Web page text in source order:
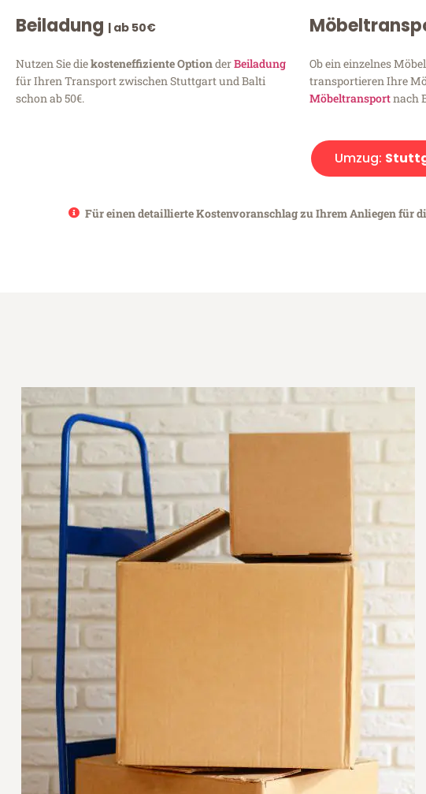
Beiladung | ab 50€
Nutzen Sie diekosteneffiziente OptionderBeiladung
für Ihren Transport zwischen Stuttgart und Balti
schon ab 50€.
Ob ein einzelnes
transportieren Ihre
Möbeltransportnach
Umzug:
Für einen detaillierte Kostenvoranschlag zu Ihrem Anliegen für